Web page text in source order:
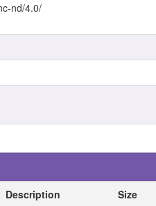
nd/4.0/
Description Size